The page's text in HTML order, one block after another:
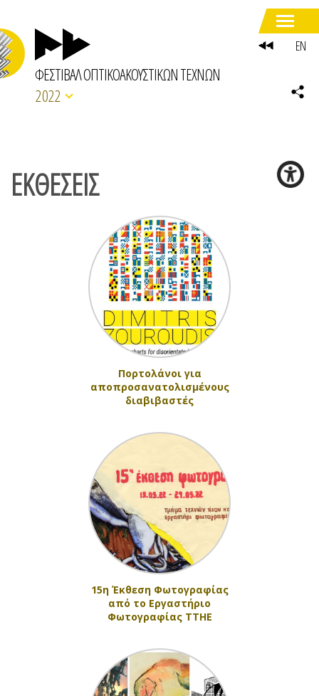
ΦΕΣΤΙΒΑΛ ΟΠΤΙΚΟΑΚΟΥΣΤΙΚΩΝ ΤΕΧΝΩΝ
2022
ΕΚΘΕΣΕΙΣ
Πορτολάνοι για
αποπροσανατολισμένους
διαβιβαστές
15η Έκθεση Φωτογραφίας
από το Εργαστήριο
Φωτογραφίας ΤΤΗΕ
EN